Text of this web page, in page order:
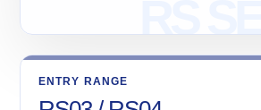
ENTRY RANGE